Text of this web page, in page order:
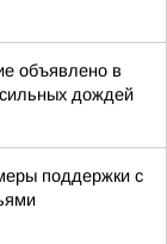
объявлено в
дождей
поддержки с